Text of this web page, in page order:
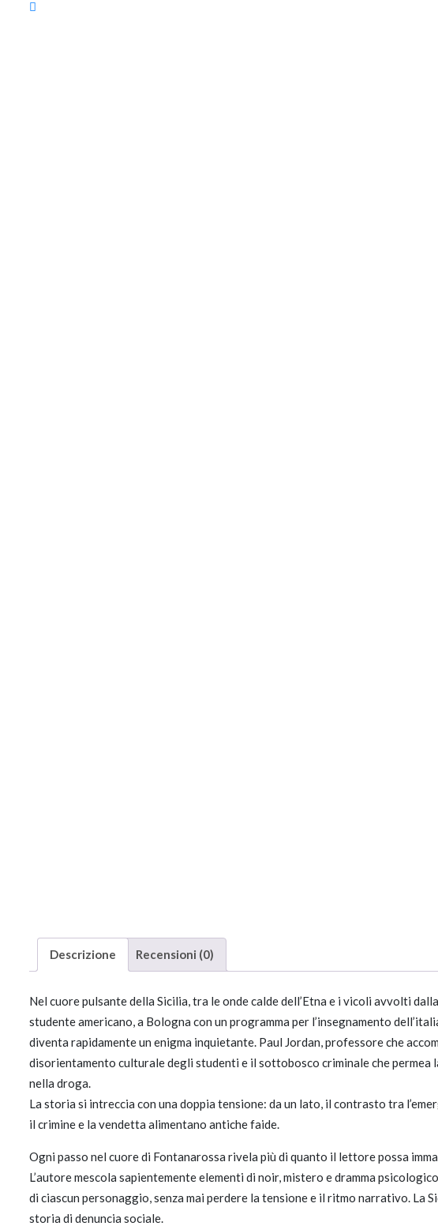
Descrizione Recensioni (0)
Nel cuore pulsante della Sicilia, tra le onde calde dell’Etna e i vicoli avvolti
studente americano, a Bologna con un programma per l’insegnamento
diventa rapidamente un enigma inquietante. Paul Jordan, professore che
disorientamento culturale degli studenti e il sottobosco criminale che
nella droga.
La storia si intreccia con una doppia tensione: da un lato, il contrasto tra
il crimine e la vendetta alimentano antiche faide.
Ogni passo nel cuore di Fontanarossa rivela più di quanto il lettore possa
L’autore mescola sapientemente elementi di noir, mistero e dramma
di ciascun personaggio, senza mai perdere la tensione e il ritmo narrativo. La
storia di denuncia sociale.